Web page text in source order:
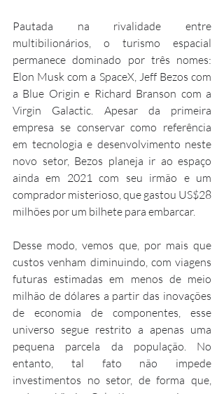
Pautada na rivalidade entre
multibilionários, o turismo espacial
permanece dominado por três nomes:
Elon Musk com a SpaceX, Jeff Bezos com
a Blue Origin e Richard Branson com a
Virgin Galactic. Apesar da primeira
empresa se conservar como referência
em tecnologia e desenvolvimento neste
novo setor, Bezos planeja ir ao espaço
ainda em 2021 com seu irmão e um
comprador misterioso, que gastou US$28
milhões por um bilhete para embarcar.
Desse modo, vemos que, por mais que
custos venham diminuindo, com viagens
futuras estimadas em menos de meio
milhão de dólares a partir das inovações
de economia de componentes, esse
universo segue restrito a apenas uma
pequena parcela da população. No
entanto, tal fato não impede
investimentos no setor, de forma que,